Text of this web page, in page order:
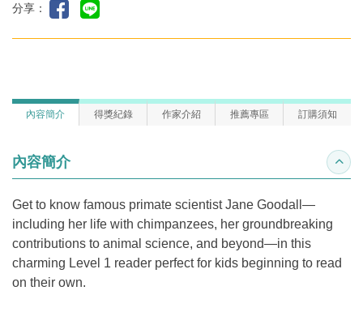
分享：
內容簡介 得獎紀錄 作家介紹 推薦專區 訂購須知
內容簡介 收合
Get to know famous primate scientist Jane Goodall—
including her life with chimpanzees, her groundbreaking
contributions to animal science, and beyond—in this
charming Level 1 reader perfect for kids beginning to read
on their own.